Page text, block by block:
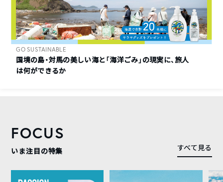
GO SUSTAINABLE
国境の島・対馬の美しい海と「海洋ごみ」の現実に、旅人
は何ができるか
FOCUS
いま注目の特集 すべて見る